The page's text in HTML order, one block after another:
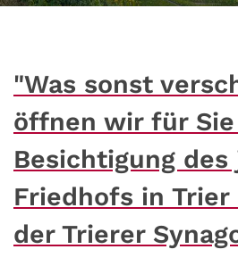
"Was sonst
öffnen wir für Sie
Besichtigung des
Friedhofs in Trier
der Trierer